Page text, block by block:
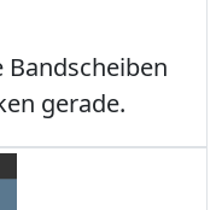
Bandscheiben
gerade.